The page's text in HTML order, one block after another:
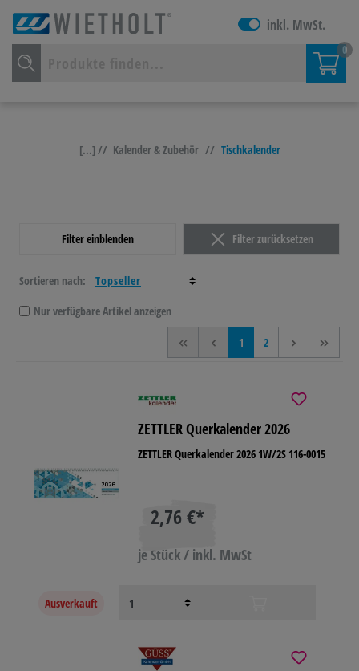
inkl. MwSt.
0
[...] // Kalender & Zubehör // Tischkalender
Filter einblenden Filter zurücksetzen
Sortieren nach:
Nur verfügbare Artikel anzeigen
<< < 1 2 > >>
ZETTLER Querkalender 2026
ZETTLER Querkalender 2026 1W/2S 116-0015
2,76 €*
je Stück / inkl. MwSt
Ausverkauft